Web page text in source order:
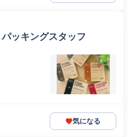
ッキングスタッフ
気になる